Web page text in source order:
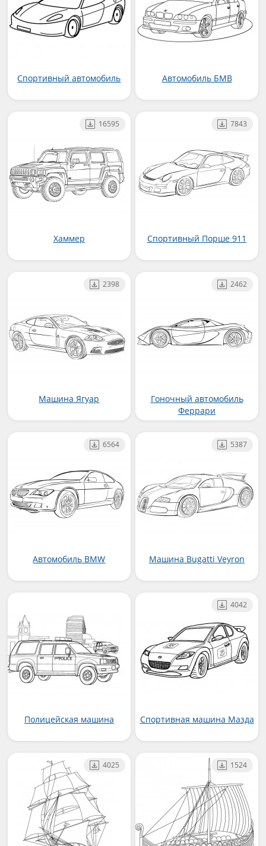
Спортивный автомобиль Автомобиль БМВ
Хаммер
16595
Спортивный Порше 911
7843
Машина Ягуар
2398
Гоночный автомобиль
Феррари
2462
Автомобиль BMW
6564
Машина Bugatti Veyron
5387
Полицейская машина Спортивная машина Мазда
4042
4025 1524